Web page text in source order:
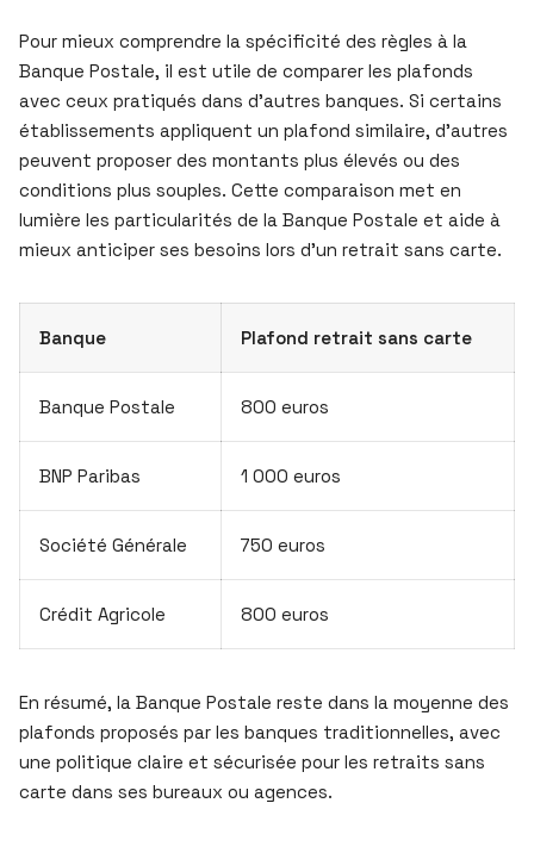
Pour mieux comprendre la spécificité des règles à la
Banque Postale, il est utile de comparer les plafonds
avec ceux pratiqués dans d’autres banques. Si certains
établissements appliquent un plafond similaire, d’autres
peuvent proposer des montants plus élevés ou des
conditions plus souples. Cette comparaison met en
lumière les particularités de la Banque Postale et aide à
mieux anticiper ses besoins lors d’un retrait sans carte.
Banque Plafond retrait sans carte
Banque Postale 800 euros
BNP Paribas 1 000 euros
Société Générale 750 euros
Crédit Agricole 800 euros
En résumé, la Banque Postale reste dans la moyenne des
plafonds proposés par les banques traditionnelles, avec
une politique claire et sécurisée pour les retraits sans
carte dans ses bureaux ou agences.